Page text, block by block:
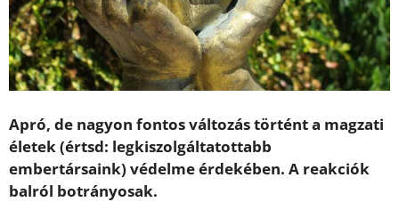
Apró, de nagyon fontos változás történt a magzati
életek (értsd: legkiszolgáltatottabb
embertársaink) védelme érdekében. A reakciók
balról botrányosak.